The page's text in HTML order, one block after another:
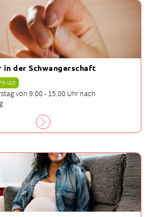
in der Schwangerschaft
von 9.00 - 15.00 Uhr nach